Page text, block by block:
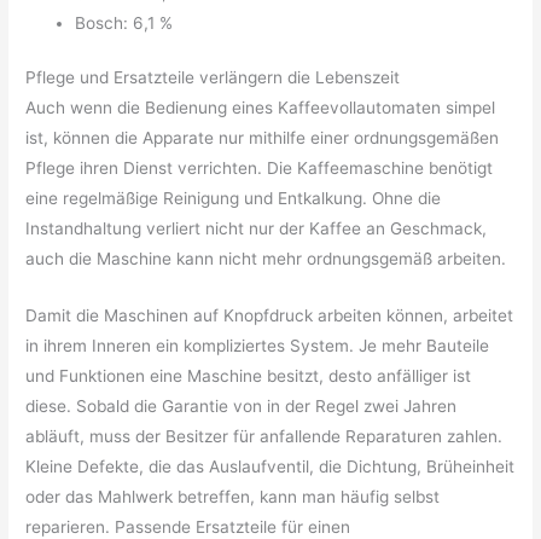
Bosch: 6,1 %
Pflege und Ersatzteile verlängern die Lebenszeit
Auch wenn die Bedienung eines Kaffeevollautomaten simpel
ist, können die Apparate nur mithilfe einer ordnungsgemäßen
Pflege ihren Dienst verrichten. Die Kaffeemaschine benötigt
eine regelmäßige Reinigung und Entkalkung. Ohne die
Instandhaltung verliert nicht nur der Kaffee an Geschmack,
auch die Maschine kann nicht mehr ordnungsgemäß arbeiten.
Damit die Maschinen auf Knopfdruck arbeiten können, arbeitet
in ihrem Inneren ein kompliziertes System. Je mehr Bauteile
und Funktionen eine Maschine besitzt, desto anfälliger ist
diese. Sobald die Garantie von in der Regel zwei Jahren
abläuft, muss der Besitzer für anfallende Reparaturen zahlen.
Kleine Defekte, die das Auslaufventil, die Dichtung, Brüheinheit
oder das Mahlwerk betreffen, kann man häufig selbst
reparieren. Passende Ersatzteile für einen